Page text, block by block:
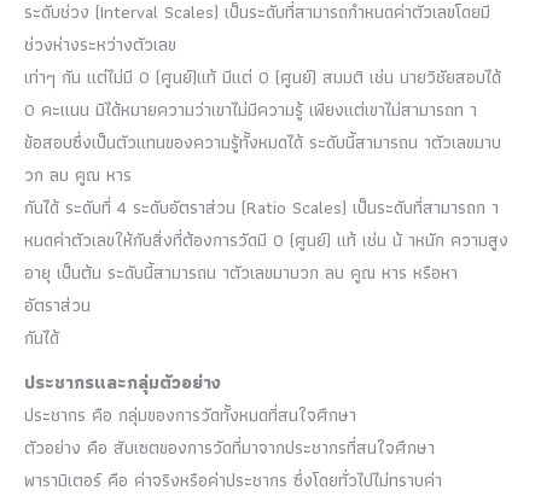
ระดับช่วง (Interval Scales) เป็นระดับที่สามารถกำหนดค่าตัวเลขโดยมี
ช่วงห่างระหว่างตัวเลข
เท่าๆ กัน แต่ไม่มี 0 (ศูนย์)แท้ มีแต่ 0 (ศูนย์) สมมติ เช่น นายวิชัยสอบได้
0 คะแนน มิได้หมายความว่าเขาไม่มีความรู้ เพียงแต่เขาไม่สามารถท า
ข้อสอบซึ่งเป็นตัวแทนของความรู้ทั้งหมดได้ ระดับนี้สามารถน าตัวเลขมาบ
วก ลบ คูณ หาร
กันได้ ระดับที่ 4 ระดับอัตราส่วน (Ratio Scales) เป็นระดับที่สามารถก า
หนดค่าตัวเลขให้กับสิ่งที่ต้องการวัดมี 0 (ศูนย์) แท้ เช่น น้ าหนัก ความสูง
อายุ เป็นต้น ระดับนี้สามารถน าตัวเลขมาบวก ลบ คูณ หาร หรือหา
อัตราส่วน
กันได้
ประชากรและกลุ่มตัวอย่าง
ประชากร คือ กลุ่มของการวัดทั้งหมดที่สนใจศึกษา
ตัวอย่าง คือ สับเซตของการวัดที่มาจากประชากรที่สนใจศึกษา
พารามิเตอร์ คือ ค่าจริงหรือค่าประชากร ซึ่งโดยทั่วไปไม่ทราบค่า